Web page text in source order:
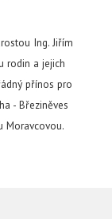
Ing. Jiřím
rodin a jejich
přínos pro
- Březiněves
Moravcovou.